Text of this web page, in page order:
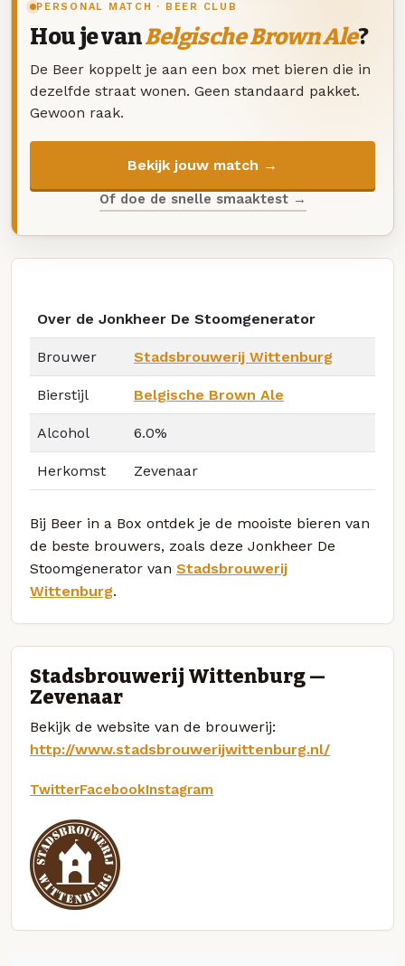
PERSONAL MATCH · BEER CLUB
Hou je vanBelgische Brown Ale?
De Beer koppelt je aan een box met bieren die in
dezelfde straat wonen. Geen standaard pakket.
Gewoon raak.
Bekijk jouw match →
Of doe de snelle smaaktest →
Over de Jonkheer De Stoomgenerator
Brouwer Stadsbrouwerij Wittenburg
Bierstijl Belgische Brown Ale
Alcohol 6.0%
Herkomst Zevenaar
Bij Beer in a Box ontdek je de mooiste bieren van
de beste brouwers, zoals deze Jonkheer De
Stoomgenerator van Stadsbrouwerij
Wittenburg.
Stadsbrouwerij Wittenburg —
Zevenaar
Bekijk de website van de brouwerij:
http://www.stadsbrouwerijwittenburg.nl/
TwitterFacebookInstagram